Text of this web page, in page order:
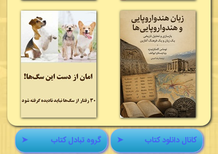
➤ گروه تبادل کتاب ➤ کانال دانلود کتاب